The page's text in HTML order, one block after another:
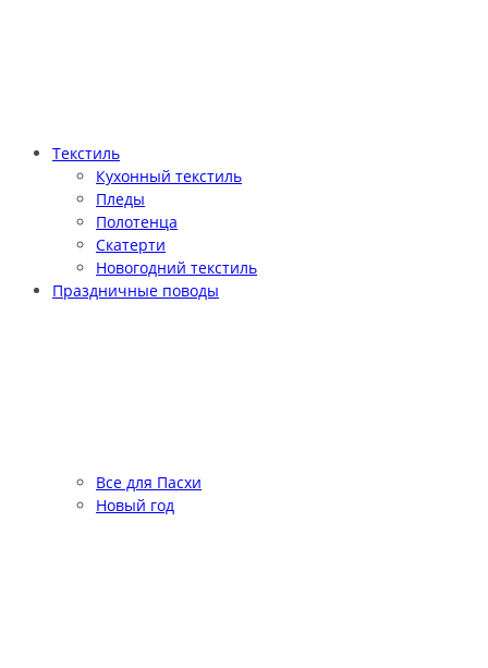
Текстиль
Кухонный текстиль
Пледы
Полотенца
Скатерти
Новогодний текстиль
Праздничные поводы
Все для Пасхи
Новый год